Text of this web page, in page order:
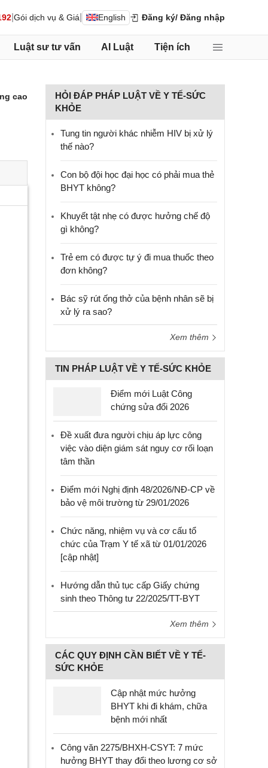
Gói dịch vụ & Giá English Đăng ký/ Đăng nhập
Luật sư tư vấn AI Luật Tiện ích
cao
HỎI ĐÁP PHÁP LUẬT VỀ Y TẾ-SỨC
KHỎE
Tung tin người khác nhiễm HIV bị xử lý
thế nào?
Con bộ đội học đại học có phải mua thẻ
BHYT không?
Khuyết tật nhẹ có được hưởng chế độ
gì không?
Trẻ em có được tự ý đi mua thuốc theo
đơn không?
Bác sỹ rút ống thở của bệnh nhân sẽ bị
xử lý ra sao?
Xem thêm
TIN PHÁP LUẬT VỀ Y TẾ-SỨC KHỎE
Điểm mới Luật Công
chứng sửa đổi 2026
Đề xuất đưa người chịu áp lực công
việc vào diện giám sát nguy cơ rối loạn
tâm thần
Điểm mới Nghị định 48/2026/NĐ-CP về
bảo vệ môi trường từ 29/01/2026
Chức năng, nhiệm vụ và cơ cấu tổ
chức của Trạm Y tế xã từ 01/01/2026
[cập nhật]
Hướng dẫn thủ tục cấp Giấy chứng
sinh theo Thông tư 22/2025/TT-BYT
Xem thêm
CÁC QUY ĐỊNH CẦN BIẾT VỀ Y TẾ-
SỨC KHỎE
Cập nhật mức hưởng
BHYT khi đi khám, chữa
bệnh mới nhất
Công văn 2275/BHXH-CSYT: 7 mức
hưởng BHYT thay đổi theo lương cơ sở